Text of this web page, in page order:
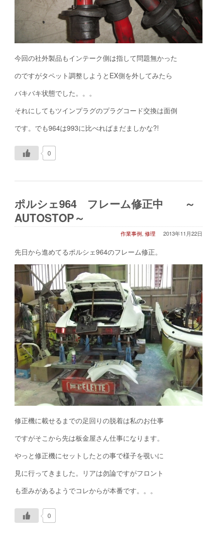
今回の社外製品もインテーク側は指して問題無かった
のですがタペット調整しようとEX側を外してみたら
バキバキ状態でした。。。
それにしてもツインプラグのプラグコード交換は面倒
です。でも964は993に比べればまだましかな?!
0
ポルシェ964 フレーム修正中 ～
AUTOSTOP～
2013年11月22日
作業事例, 修理
先日から進めてるポルシェ964のフレーム修正。
修正機に載せるまでの足回りの脱着は私のお仕事
ですがそこから先は板金屋さん仕事になります。
やっと修正機にセットしたとの事で様子を覗いに
見に行ってきました。リアは勿論ですがフロント
も歪みがあるようでコレからが本番です。。。
0